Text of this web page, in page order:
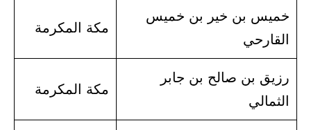
خميس بن خير بن خميس
القارحي
مكة المكرمة
رزيق بن صالح بن جابر
الثمالي
مكة المكرمة